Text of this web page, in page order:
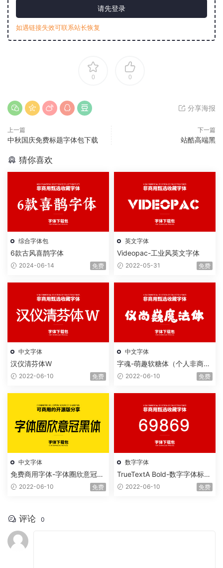
请先登录
如遇链接失效可联系站长恢复
0 0
分享海报
上一篇
中秋国庆免费标题字体包下载
下一篇
站酷高端黑
猜你喜欢
综合字体包
6款古风喜鹊字体
2024-06-14 免费
英文字体
Videopac-工业风英文字体
2022-05-31 免费
中文字体
汉仪清芬体W
2022-06-10 免费
中文字体
字魂-萌趣软糖体（个人非商用
版）2022-06-10 免费
中文字体
免费商用字体-字体圈欣意冠黑
体 2022-06-10 免费
数字字体
TrueTextA Bold-数字字体标准
字 2022-06-10 免费
评论 0